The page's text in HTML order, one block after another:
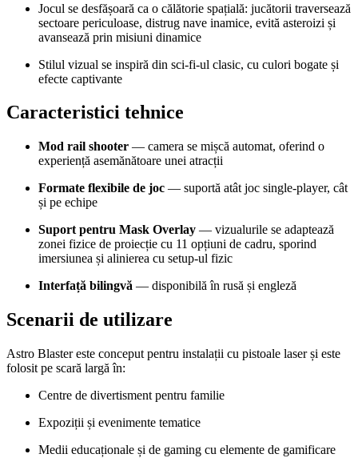
Jocul se desfășoară ca o călătorie spațială: jucătorii traversează
sectoare periculoase, distrug nave inamice, evită asteroizi și
avansează prin misiuni dinamice
Stilul vizual se inspiră din sci-fi-ul clasic, cu culori bogate și
efecte captivante
Caracteristici tehnice
Mod rail shooter — camera se mișcă automat, oferind o
experiență asemănătoare unei atracții
Formate flexibile de joc — suportă atât joc single-player, cât
și pe echipe
Suport pentru Mask Overlay — vizualurile se adaptează
zonei fizice de proiecție cu 11 opțiuni de cadru, sporind
imersiunea și alinierea cu setup-ul fizic
Interfață bilingvă — disponibilă în rusă și engleză
Scenarii de utilizare
Astro Blaster este conceput pentru instalații cu pistoale laser și este
folosit pe scară largă în:
Centre de divertisment pentru familie
Expoziții și evenimente tematice
Medii educaționale și de gaming cu elemente de gamificare